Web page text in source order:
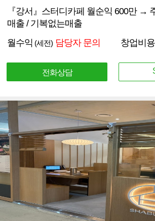
『강서』스터디카페 월순익 600만 →
매출 / 기복없는매출
월수익 (세전) 담당자 문의 창업비용
전화상담